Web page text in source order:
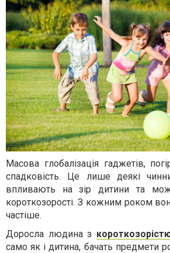
Масова глобалізація гаджетів,
спадковість. Це лише деякі
впливають на зір дитини та
короткозорості. З кожним роком
частіше.
Доросла людина з
само як і дитина, бачать предмети